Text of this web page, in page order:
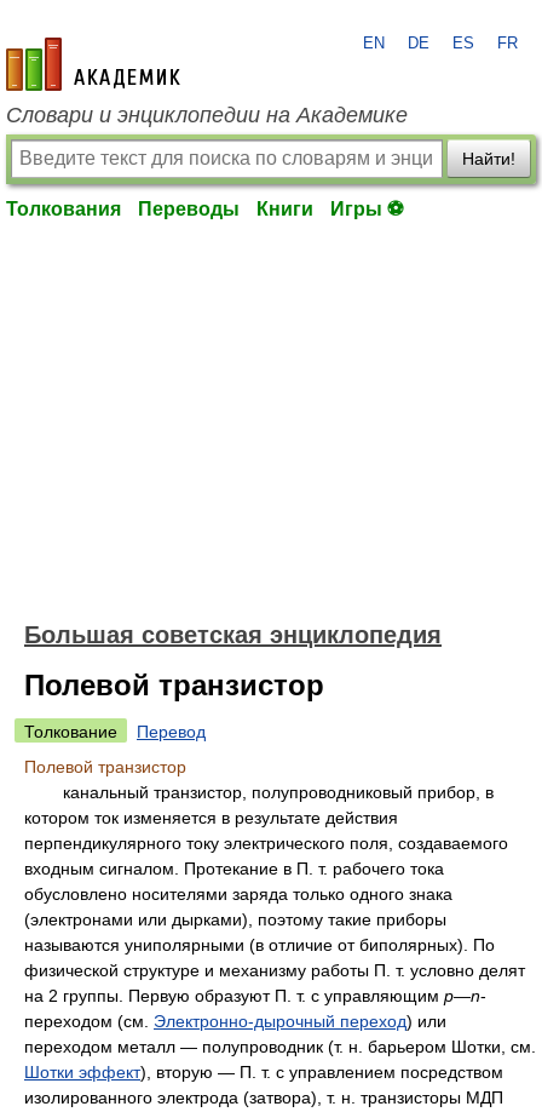
academic.ru
EN DE ES FR
Словари и энциклопедии на Академике
Найти!
Толкования Переводы Книги Игры ⚽
Большая советская энциклопедия
Полевой транзистор
Толкование
Перевод
Полевой транзистор
канальный транзистор, полупроводниковый прибор, в
котором ток изменяется в результате действия
перпендикулярного току электрического поля, создаваемого
входным сигналом. Протекание в П. т. рабочего тока
обусловлено носителями заряда только одного знака
(электронами или дырками), поэтому такие приборы
называются униполярными (в отличие от биполярных). По
физической структуре и механизму работы П. т. условно делят
на 2 группы. Первую образуют П. т. с управляющим р—n-
переходом (см. Электронно-дырочный переход) или
переходом металл — полупроводник (т. н. барьером Шотки, см.
Шотки эффект), вторую — П. т. с управлением посредством
изолированного электрода (затвора), т. н. транзисторы МДП